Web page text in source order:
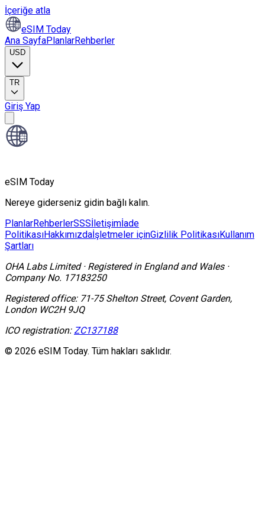
İçeriğe atla
eSIM Today
Ana SayfaPlanlarRehberler
USD
TR
Giriş Yap
eSIM Today
Nereye giderseniz gidin bağlı kalın.
PlanlarRehberlerSSSİletişimİade
PolitikasıHakkımızdaİşletmeler içinGizlilik PolitikasıKullanım
Şartları
OHA Labs Limited· Registered in England and Wales·
Company No. 17183250
Registered office: 71-75 Shelton Street, Covent Garden,
London WC2H 9JQ
ICO registration: ZC137188
© 2026 eSIM Today. Tüm hakları saklıdır.